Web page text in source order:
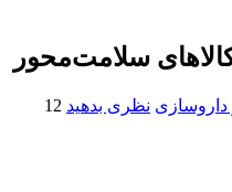
سلامت‌محور
داروسازی نظری بدهید 12